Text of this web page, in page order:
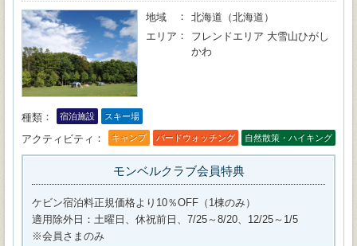
地域
北海道（北海道）
エリア
フレンドエリア 大雪山ひがし
かわ
種類 宿泊施設 スキー場
アクティビティ キャンプ バードウォッチング 自然散策・ハイキング
モンベルクラブ会員特典
ケビン宿泊料正規価格より10％OFF（1棟のみ）
適用除外日：土曜日、休祝前日、7/25～8/20、12/25～1/5
※会員さまのみ